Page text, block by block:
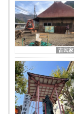
古民家